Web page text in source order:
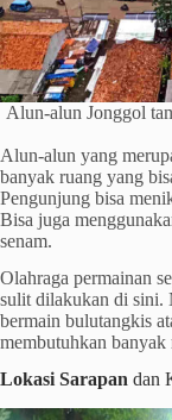
Alun-alun Jonggol
Alun-alun yang
banyak ruang yang
Pengunjung bisa
Bisa juga
senam.
Olahraga permainan
sulit dilakukan di sini.
bermain bulutangkis
membutuhkan banyak
Lokasi Sarapan dan